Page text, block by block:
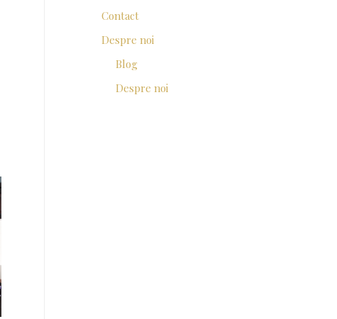
Contact
Despre noi
Blog
Despre noi